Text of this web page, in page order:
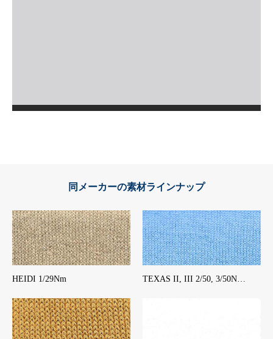
同メーカーの素材ラインナップ
HEIDI 1/29Nm TEXAS II, III 2/50, 3/50N…